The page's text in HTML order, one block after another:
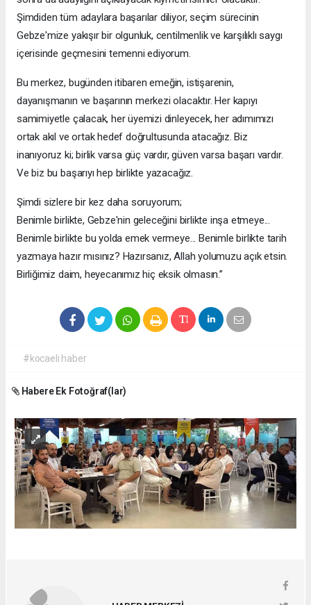
Şimdiden tüm adaylara başarılar diliyor, seçim sürecinin
Gebze'mize yakışır bir olgunluk, centilmenlik ve karşılıklı saygı
içerisinde geçmesini temenni ediyorum.
Bu merkez, bugünden itibaren emeğin, istişarenin,
dayanışmanın ve başarının merkezi olacaktır. Her kapıyı
samimiyetle çalacak, her üyemizi dinleyecek, her adımımızı
ortak akıl ve ortak hedef doğrultusunda atacağız. Biz
inanıyoruz ki; birlik varsa güç vardır, güven varsa başarı vardır.
Ve biz bu başarıyı hep birlikte yazacağız.
Şimdi sizlere bir kez daha soruyorum;
Benimle birlikte, Gebze'nin geleceğini birlikte inşa etmeye...
Benimle birlikte bu yolda emek vermeye... Benimle birlikte tarih
yazmaya hazır mısınız? Hazırsanız, Allah yolumuzu açık etsin.
Birliğimiz daim, heyecanımız hiç eksik olmasın.”
#kocaeli haber
Habere Ek Fotoğraf(lar)